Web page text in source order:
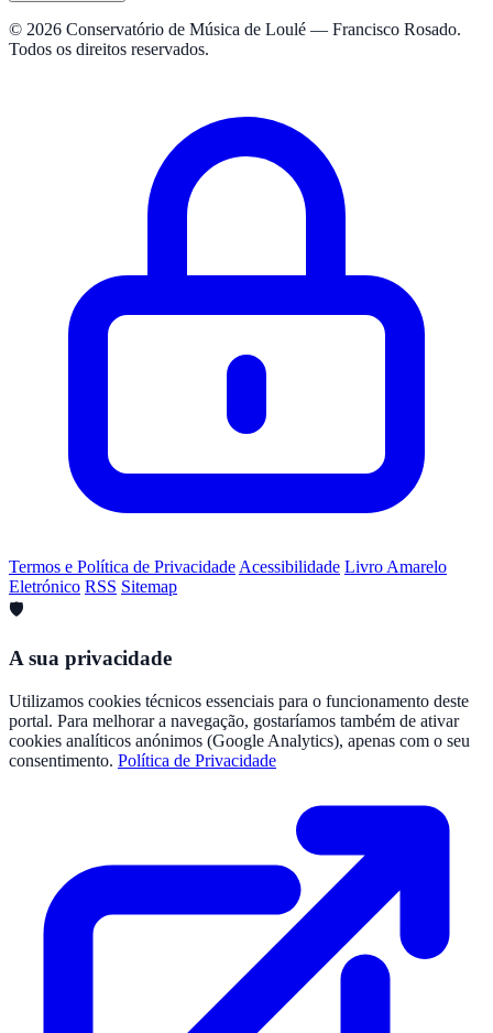
© 2026 Conservatório de Música de Loulé — Francisco Rosado.
Todos os direitos reservados.
Termos e Política de Privacidade Acessibilidade Livro Amarelo
Eletrónico RSS Sitemap
🛡️
A sua privacidade
Utilizamos cookies técnicos essenciais para o funcionamento deste
portal. Para melhorar a navegação, gostaríamos também de ativar
cookies analíticos anónimos (Google Analytics), apenas com o seu
consentimento. Política de Privacidade